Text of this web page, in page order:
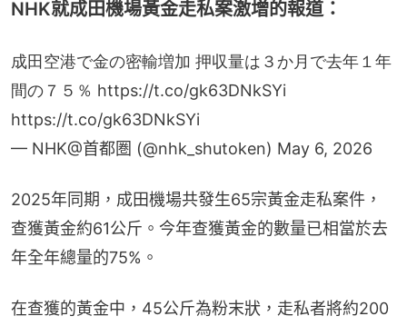
NHK就成田機場黃金走私案激增的報道：
成田空港で金の密輸増加 押収量は３か月で去年１年
間の７５％ https://t.co/gk63DNkSYi
https://t.co/gk63DNkSYi
— NHK@首都圏 (@nhk_shutoken) May 6, 2026
2025年同期，成田機場共發生65宗黃金走私案件，
查獲黃金約61公斤。今年查獲黃金的數量已相當於去
年全年總量的75%。
在查獲的黃金中，45公斤為粉末狀，走私者將約200